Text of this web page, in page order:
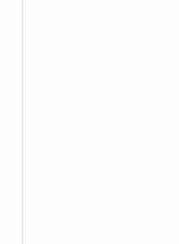
کیا نام